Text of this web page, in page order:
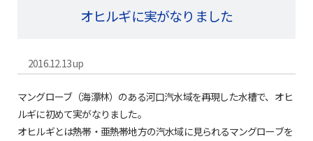
オヒルギに実がなりました
2016.12.13 up
マングローブ（海漂林）のある河口汽水域を再現した水槽で、オヒ
ルギに初めて実がなりました。
オヒルギとは熱帯・亜熱帯地方の汽水域に見られるマングローブを